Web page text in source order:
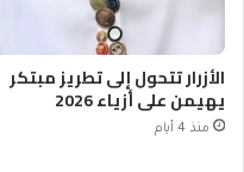
الأزرار تتحول إلى تطريز مبتكر
يهيمن على أزياء 2026
منذ 4 أيام